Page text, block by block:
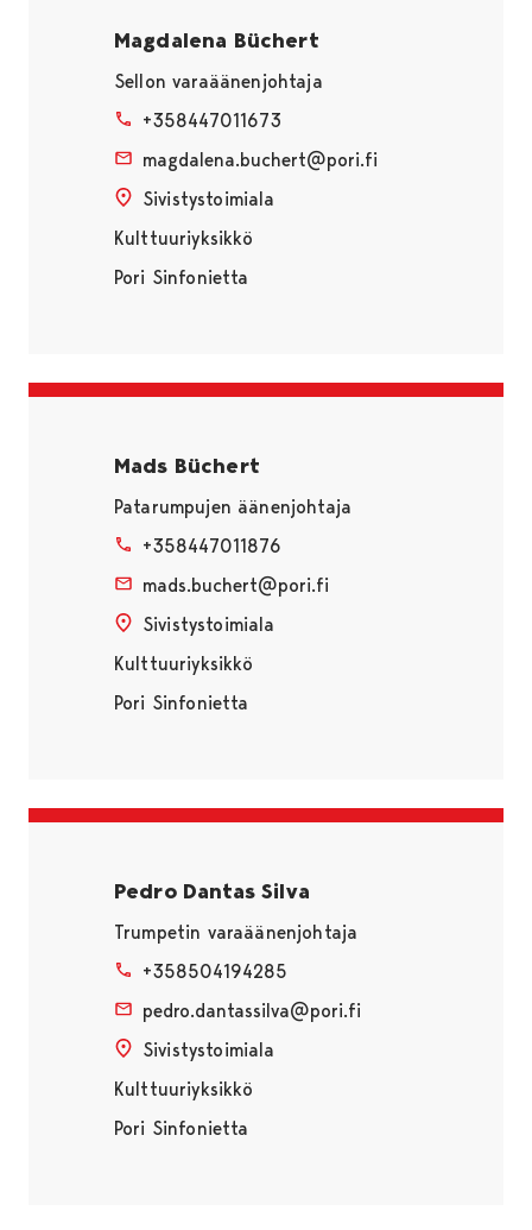
Magdalena Büchert
Sellon varaäänenjohtaja
+358447011673
magdalena.buchert@pori.fi
Sivistystoimiala
Kulttuuriyksikkö
Pori Sinfonietta
Mads Büchert
Patarumpujen äänenjohtaja
+358447011876
mads.buchert@pori.fi
Sivistystoimiala
Kulttuuriyksikkö
Pori Sinfonietta
Pedro Dantas Silva
Trumpetin varaäänenjohtaja
+358504194285
pedro.dantassilva@pori.fi
Sivistystoimiala
Kulttuuriyksikkö
Pori Sinfonietta